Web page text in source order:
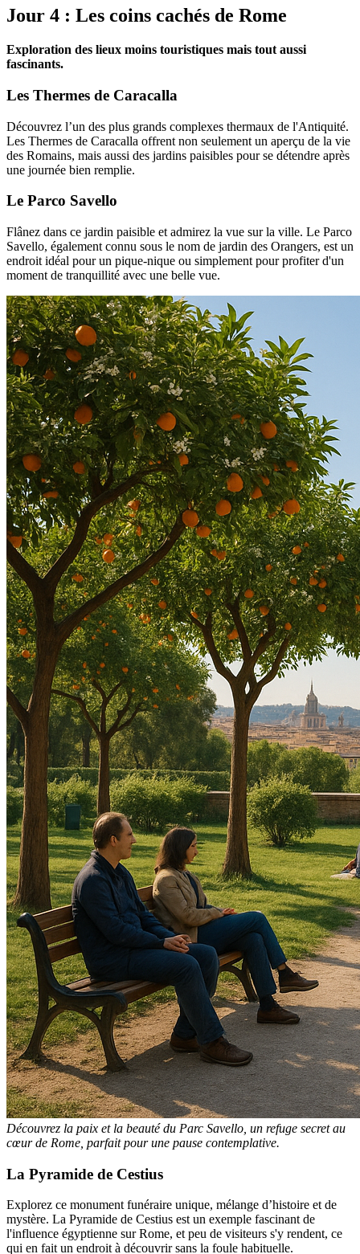
Jour 4 : Les coins cachés de Rome
Exploration des lieux moins touristiques mais tout aussi
fascinants.
Les Thermes de Caracalla
Découvrez l’un des plus grands complexes thermaux de l'Antiquité.
Les Thermes de Caracalla offrent non seulement un aperçu de la vie
des Romains, mais aussi des jardins paisibles pour se détendre après
une journée bien remplie.
Le Parco Savello
Flânez dans ce jardin paisible et admirez la vue sur la ville. Le Parco
Savello, également connu sous le nom de jardin des Orangers, est un
endroit idéal pour un pique-nique ou simplement pour profiter d'un
moment de tranquillité avec une belle vue.
Découvrez la paix et la beauté du Parc Savello, un refuge secret au
cœur de Rome, parfait pour une pause contemplative.
La Pyramide de Cestius
Explorez ce monument funéraire unique, mélange d’histoire et de
mystère. La Pyramide de Cestius est un exemple fascinant de
l'influence égyptienne sur Rome, et peu de visiteurs s'y rendent, ce
qui en fait un endroit à découvrir sans la foule habituelle.